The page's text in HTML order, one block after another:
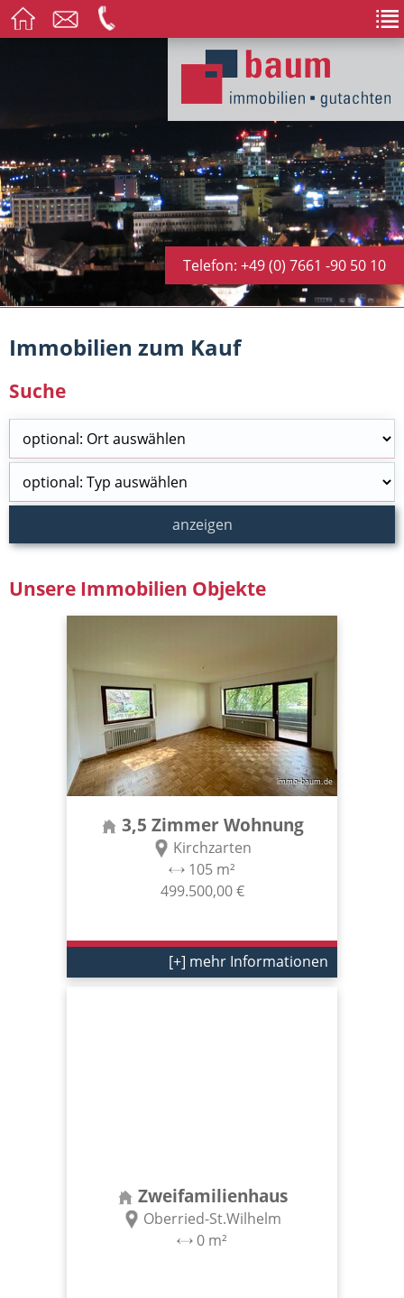
Telefon: +49 (0) 7661 -90 50 10
Immobilien zum Kauf
Suche
Unsere Immobilien Objekte
3,5 Zimmer Wohnung
Kirchzarten
105 m²
499.500,00 €
[+] mehr Informationen
Zweifamilienhaus
Oberried-St.Wilhelm
0 m²